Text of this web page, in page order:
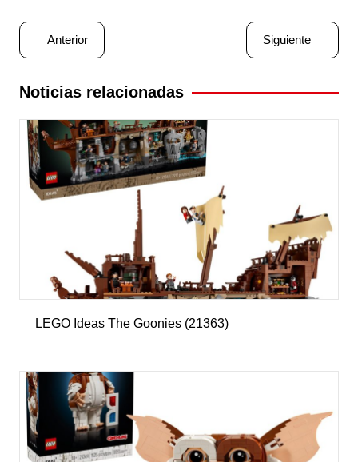
Navegación
de
entradas
Anterior Siguiente
Noticias relacionadas
LEGO Ideas The Goonies (21363)